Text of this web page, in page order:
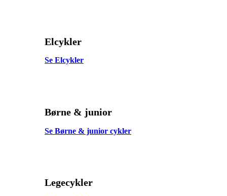
Elcykler
Se Elcykler
Børne & junior
Se Børne & junior cykler
Legecykler